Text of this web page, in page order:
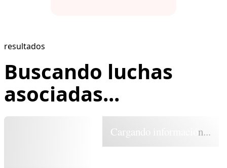
resultados
Buscando luchas
asociadas...
Cargando información...